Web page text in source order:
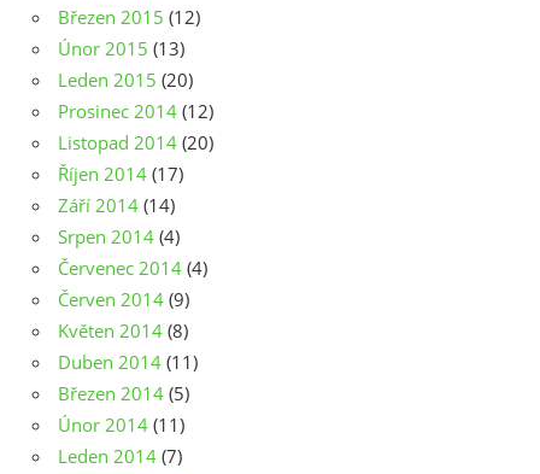
Březen 2015 (12)
Únor 2015 (13)
Leden 2015 (20)
Prosinec 2014 (12)
Listopad 2014 (20)
Říjen 2014 (17)
Září 2014 (14)
Srpen 2014 (4)
Červenec 2014 (4)
Červen 2014 (9)
Květen 2014 (8)
Duben 2014 (11)
Březen 2014 (5)
Únor 2014 (11)
Leden 2014 (7)